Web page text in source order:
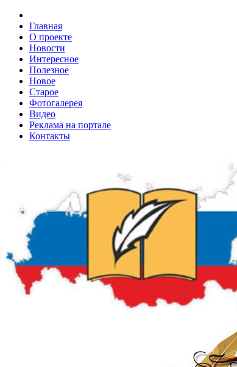
Главная
О проекте
Новости
Интересное
Полезное
Новое
Старое
Фотогалерея
Видео
Реклама на портале
Контакты